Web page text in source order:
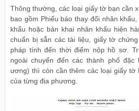
Thông thường, các loại giấy tờ bạn cần
bao gồm Phiếu báo thay đổi nhân
khẩu hoặc bản khai nhân khẩu hiện
chuẩn bị sẵn các tài liệu, giấy tờ
pháp tính đến thời điểm nộp hồ sơ.
ngoài chuyển đến các thành phố đặc
ương) thì còn cần thêm các loại giấy tờ
của từng địa phương.